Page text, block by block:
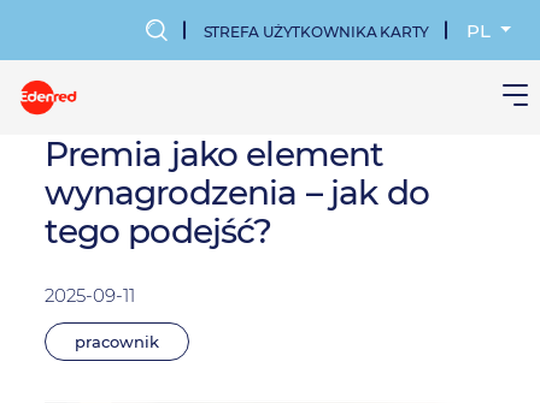
MENU
KONTA
STREFA UŻYTKOWNIKA KARTY PL
Premia jako element
wynagrodzenia – jak do
tego podejść?
2025-09-11
pracownik